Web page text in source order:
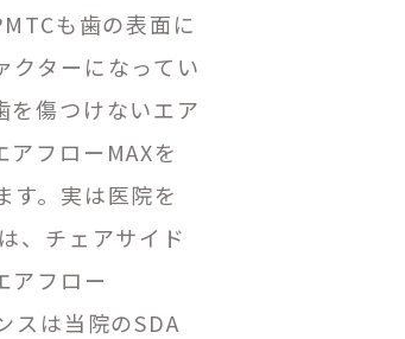
も歯の表面に
クターになってい
を傷つけないエア
フローMAXを
す。実は医院を
、チェアサイド
アフロー
スは当院のSDA